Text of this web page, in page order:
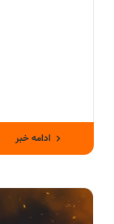
ادامه خبر